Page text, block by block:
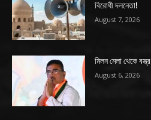
বিরোধী দলনেতা!
August 7, 2026
মিলন মেলা থেকে বস্ত্র
August 6, 2026